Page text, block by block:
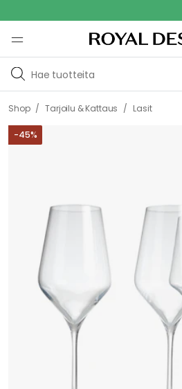
Shop / Tarjoilu & Kattaus / Lasit
-45%